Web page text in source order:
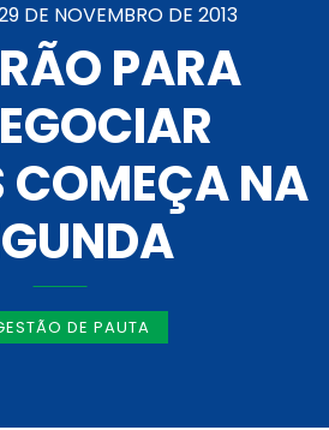
DE NOVEMBRO DE 2013
PARA
COMEÇA NA
DE PAUTA